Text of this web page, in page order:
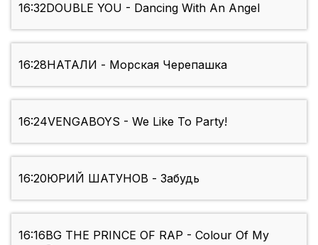
16:32DOUBLE YOU - Dancing With An Angel
16:28НАТАЛИ - Морская Черепашка
16:24VENGABOYS - We Like To Party!
16:20ЮРИЙ ШАТУНОВ - Забудь
16:16BG THE PRINCE OF RAP - Colour Of My